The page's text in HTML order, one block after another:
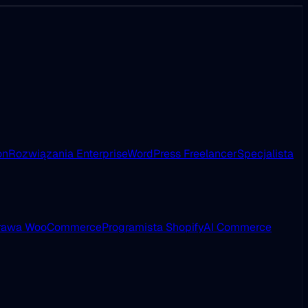
Rozwiązania EnterpriseWordPress FreelancerSpecjalista
WooCommerceProgramista ShopifyAI Commerce